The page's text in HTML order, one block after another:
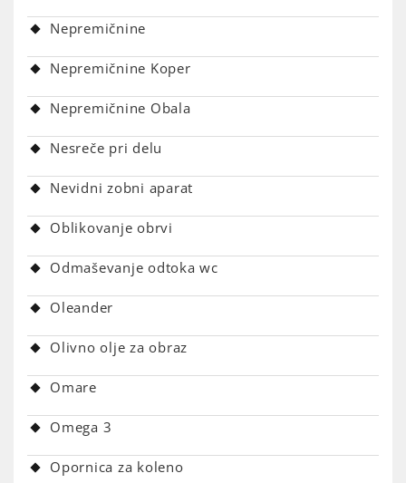
Nepremičnine
Nepremičnine Koper
Nepremičnine Obala
Nesreče pri delu
Nevidni zobni aparat
Oblikovanje obrvi
Odmaševanje odtoka wc
Oleander
Olivno olje za obraz
Omare
Omega 3
Opornica za koleno